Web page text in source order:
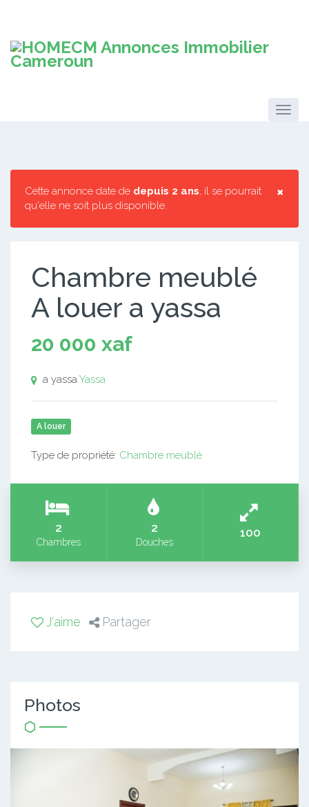
×
Cette annonce date de depuis 2 ans, il se pourrait
qu'elle ne soit plus disponible.
Chambre meublé
A louer a yassa
20 000 xaf
a yassaYassa
A louer
Type de propriété: Chambre meublé
2
Chambres
2
Douches
100
J'aime Partager
Photos